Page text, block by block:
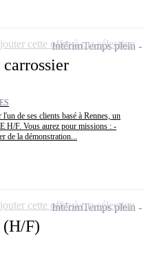
de ses clients basé à Rennes, un
F. Vous aurez pour missions : -
de la démonstration...
IntérimTemps plein
cette offre à ma sélection
(H/F)
IntérimTemps plein
cette offre à ma sélection